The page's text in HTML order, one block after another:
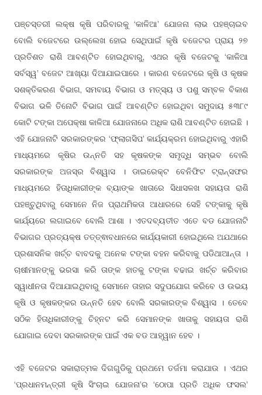
ପଞ୍ଚସ୍ତରୀ ଲକ୍ଷ କୃଷି ପରିବାରକୁ ‘କାଳିଆ’ ଯୋଜନା ଲାଭ ପହଞ୍ଚାଇବ
ବୋଲି ବଜେଟରେ ଉଲ୍ଲେଖ ହୋଇ ସେଥିପାଇଁ କୃଷି ବଜେଟର ପ୍ରାୟ ୨୭
ପ୍ରତିଶତ ରାଶି ଆବଣ୍ଟିତ ହୋଇଥିବାରୁ, ଏଥର କୃଷି ବଜେଟକୁ ‘କାଳିଆ
ସର୍ବସ୍ୱ’ ବଜେଟ ଆଖ୍ୟା ଦିଆଯାଇପାରେ । କାରଣ ବଜେଟରେ କୃଷି ଓ କୃଷକ
ସଶକ୍ତିକରଣ ବିଭାଗ, ସମବାୟ ବିଭାଗ ଓ ମତ୍ସ୍ୟ ଓ ପଶୁ ସମ୍ବଳ ବିକାଶ
ବିଭାଗ ଭଳି ତିନୋଟି ବିଭାଗ ପାଇଁ ଆବଣ୍ଟିତ ହୋଇଥିବା ସମୁଦାୟ ୫୩୮୯
କୋଟି ଟଙ୍କା ଅପେକ୍ଷା କାଳିଆ ଯୋଜନାରେ ଅଧିକ ରାଶି ଆବଣ୍ଟିତ ହୋଇଛି ।
ଏହି ଯୋଜନାଟି ସରକାରଙ୍କର ‘ଫ୍ଲାଗସିପ’ କାର୍ଯ୍ୟକ୍ରମ ହୋଇଥିବାରୁ ଏହାରି
ମାଧ୍ୟମରେ କୃଷିର ଉନ୍ନତି ସହ କୃଷକଙ୍କ ସମୃଦ୍ଧି ସମ୍ଭବ ବୋଲି
ସରକାରଙ୍କ ଅଜସ୍ର ବିଶ୍ୱାସ । ଡାଇରେକ୍ଟ ବେନିଫିଟ ଟ୍ରାନ୍ସଫର
ମାଧ୍ୟମରେ ହିତାଧିକାରୀଙ୍କ ବ୍ୟାଙ୍କ ଖାତାରେ ସିଧାସଳଖ ସହାୟତା ରାଶି
ପହଞ୍ଚୁଥିବାରୁ ସେମାନେ ନିଜ ପ୍ରାଥମିକତା ଆଧାରରେ ସେହି ଟଙ୍କାକୁ କୃଷି
କାର୍ଯ୍ୟରେ ଲଗାଇବେ ବୋଲି ଆଶା । ଏତଦବ୍ୟତୀତ ଏତେ ବଡ ଯୋଜନାଟି
ବିଭାଗର ପ୍ରତ୍ୟକ୍ଷ ତତ୍ତ୍ଵାବଧାନରେ କାର୍ଯ୍ୟକାରୀ ହୋଇଥିଲେ ଅଯଥାରେ
ପ୍ରଶାସନିକ ଖର୍ଚ୍ଚ ବାବଦକୁ ଅନେକ ଟଙ୍କା ବହନ କରିବାକୁ ପଡିଥାଆନ୍ତା ।
ଚାଷୀମାନଙ୍କୁ ଭରସା କରି ତାଙ୍କ ହାତକୁ ଟଙ୍କା ବଢାଇ ଖର୍ଚ୍ଚ କରିବାର
ସ୍ୱାଧୀନତା ଦିଆଯାଇଥିବାରୁ ସେମାନେ ତାହାର ସଦୁପଯୋଗ କରିବେ ଓ ଉଭୟ
କୃଷି ଓ କୃଷକଙ୍କର ଉନ୍ନତି ହେବ ବୋଲି ସରକାରଙ୍କ ବିଶ୍ୱାସ । ତେବେ
ସଠିକ ହିତାଧିକାରୀଙ୍କୁ ଚିହ୍ନଟ କରି ସେମାନଙ୍କ ଖାତାକୁ ସହାୟତା ରାଶି
ଯୋଗାଇ ଦେବା ସରକାରଙ୍କ ପାଇଁ ଏକ ବଡ ଆହ୍ୱାନ ହେବ ।
ଏହି ବଜେଟର ସକାରାତ୍ମକ ଦିଗଗୁଡିକୁ ପ୍ରଥମେ ତର୍ଜମା କରାଯାଉ । ଏଥର
‘ପ୍ରଧାନମନ୍ତ୍ରୀ କୃଷି ସିଂଚାଇ ଯୋଜନା’ର ‘ଠୋପା ପ୍ରତି ଅଧିକ ଫସଲ’